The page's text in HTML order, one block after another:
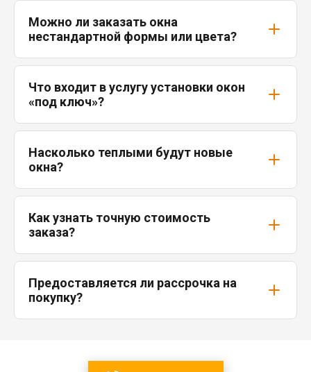
Можно ли заказать окна
нестандартной формы или цвета?
Что входит в услугу установки окон
«под ключ»?
Насколько теплыми будут новые
окна?
Как узнать точную стоимость
заказа?
Предоставляется ли рассрочка на
покупку?